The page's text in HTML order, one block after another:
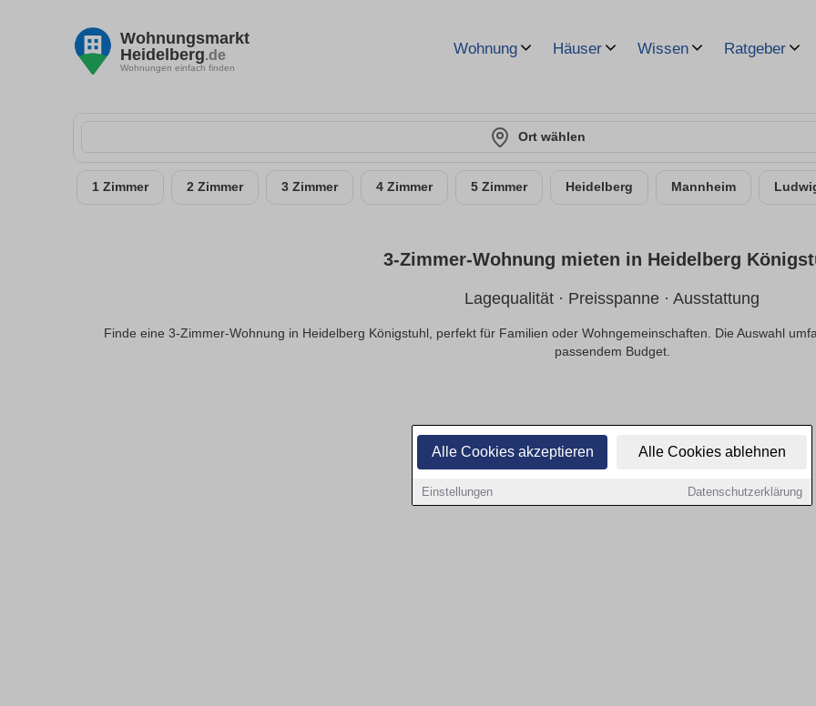
Alle Cookies akzeptieren Alle Cookies ablehnen
Einstellungen Datenschutzerklärung
Wohnungsmarkt
Heidelberg.de
Wohnungen einfach finden
Wohnung Häuser Wissen Ratgeber
Ort wählen
1 Zimmer 2 Zimmer 3 Zimmer 4 Zimmer 5 Zimmer Heidelberg Mannheim
3-Zimmer-Wohnung mieten in Heidelberg
Lagequalität · Preisspanne · Ausstattung
Finde eine 3-Zimmer-Wohnung in Heidelberg Königstuhl, perfekt für Familien oder Wohngemeinschaften. Die Auswahl
passendem Budget.